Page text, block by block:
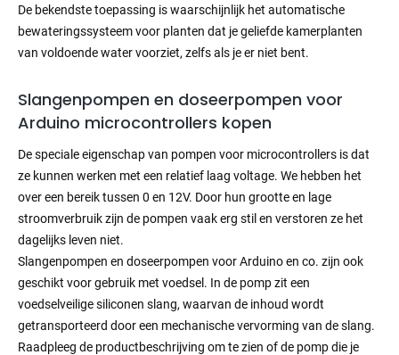
De bekendste toepassing is waarschijnlijk het automatische
bewateringssysteem voor planten dat je geliefde kamerplanten
van voldoende water voorziet, zelfs als je er niet bent.
Slangenpompen en doseerpompen voor
Arduino microcontrollers kopen
De speciale eigenschap van pompen voor microcontrollers is dat
ze kunnen werken met een relatief laag voltage. We hebben het
over een bereik tussen 0 en 12V. Door hun grootte en lage
stroomverbruik zijn de pompen vaak erg stil en verstoren ze het
dagelijks leven niet.
Slangenpompen en doseerpompen voor Arduino en co. zijn ook
geschikt voor gebruik met voedsel. In de pomp zit een
voedselveilige siliconen slang, waarvan de inhoud wordt
getransporteerd door een mechanische vervorming van de slang.
Raadpleeg de productbeschrijving om te zien of de pomp die je